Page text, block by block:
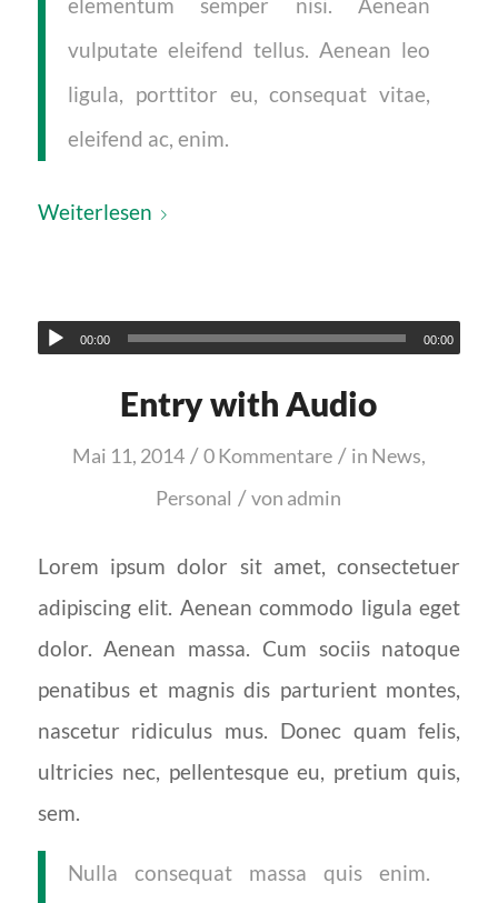
elementum semper nisi. Aenean
vulputate eleifend tellus. Aenean leo
ligula, porttitor eu, consequat vitae,
eleifend ac, enim.
Weiterlesen
00:00 00:00
Entry with Audio
Mai 11, 2014 / 0 Kommentare / in News,
Personal / von admin
Lorem ipsum dolor sit amet, consectetuer
adipiscing elit. Aenean commodo ligula eget
dolor. Aenean massa. Cum sociis natoque
penatibus et magnis dis parturient montes,
nascetur ridiculus mus. Donec quam felis,
ultricies nec, pellentesque eu, pretium quis,
sem.
Nulla consequat massa quis enim.